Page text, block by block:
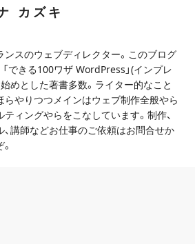
カズキ
ンスのウェブディレクター。このブログ
「できる100ワザ WordPress」(インプレ
めとした著書多数。ライター的なこと
らやりつつメインはウェブ制作全般やら
ティングやらをこなしています。制作、
、講師などお仕事のご依頼はお問合せか